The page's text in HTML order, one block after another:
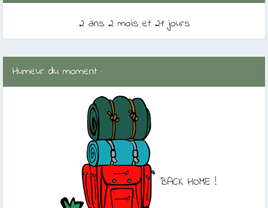
2 ans 2 mois et 21 jours
Humeur du moment :
BACK HOME !